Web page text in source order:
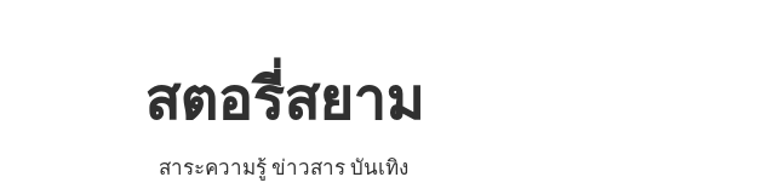
สตอรี่สยาม
สาระความรู้ ข่าวสาร บันเทิง